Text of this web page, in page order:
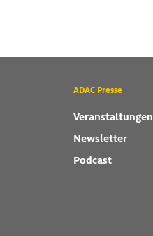
ADAC Presse
Veranstaltungen
Newsletter
Podcast